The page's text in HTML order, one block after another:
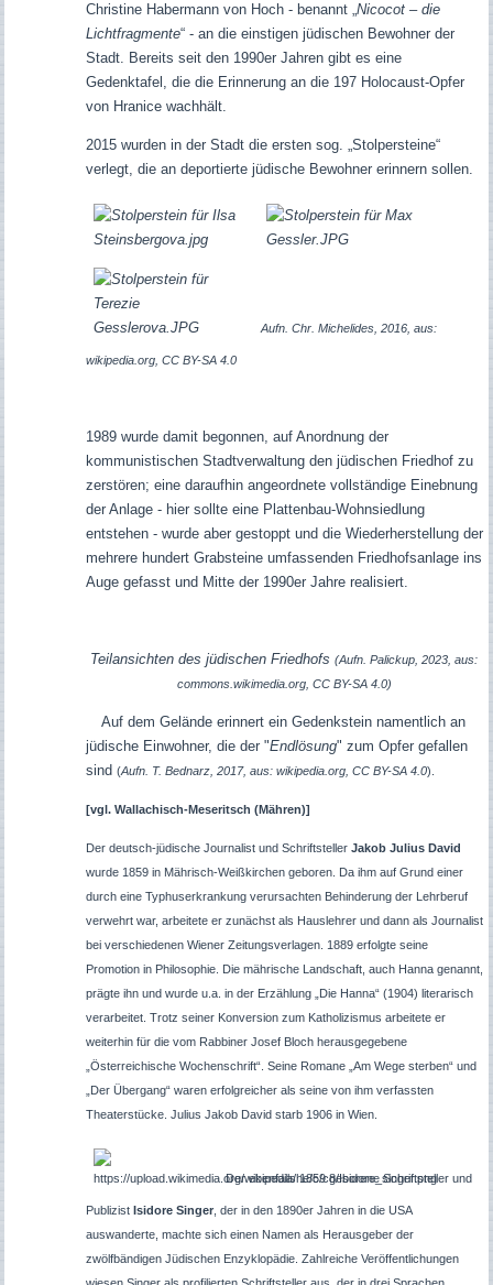
Christine Habermann von Hoch - benannt „Nicocot – die
Lichtfragmente“- an die einstigen jüdischen Bewohner der
Stadt. Bereits seit den 1990er Jahren gibt es eine
Gedenktafel, die die Erinnerung an die 197 Holocaust-Opfer
von Hranice wachhält.
2015 wurden in der Stadt die ersten sog. „Stolpersteine“
verlegt, die an deportierte jüdische Bewohner erinnern sollen.
Aufn. Chr. Michelides, 2016, aus:
wikipedia.org, CC BY-SA 4.0
1989 wurde damit begonnen, auf Anordnung der
kommunistischen Stadtverwaltung den jüdischen Friedhof zu
zerstören; eine daraufhin angeordnete vollständige Einebnung
der Anlage - hier sollte eine Plattenbau-Wohnsiedlung
entstehen - wurde aber gestoppt und die Wiederherstellung der
mehrere hundert Grabsteine umfassenden Friedhofsanlage ins
Auge gefasst und Mitte der 1990er Jahre realisiert.
Teilansichten des jüdischen Friedhofs(Aufn. Palickup, 2023, aus:
commons.wikimedia.org, CC BY-SA 4.0)
Auf dem Gelände erinnert ein Gedenkstein namentlich an
jüdische Einwohner, die der "Endlösung" zum Opfer gefallen
sind (Aufn. T. Bednarz, 2017, aus: wikipedia.org, CC BY-SA 4.0).
[vgl. Wallachisch-Meseritsch (Mähren)]
Der deutsch-jüdische Journalist und Schriftsteller Jakob Julius David
wurde 1859 in Mährisch-Weißkirchen geboren. Da ihm auf Grund einer
durch eine Typhuserkrankung verursachten Behinderung der Lehrberuf
verwehrt war, arbeitete er zunächst als Hauslehrer und dann als Journalist
bei verschiedenen Wiener Zeitungsverlagen. 1889 erfolgte seine
Promotion in Philosophie. Die mährische Landschaft, auch Hanna genannt,
prägte ihn und wurde u.a. in der Erzählung „Die Hanna“ (1904) literarisch
verarbeitet. Trotz seiner Konversion zum Katholizismus arbeitete er
weiterhin für die vom Rabbiner Josef Bloch herausgegebene
„Österreichische Wochenschrift“. Seine Romane „Am Wege sterben“ und
„Der Übergang“ waren erfolgreicher als seine von ihm verfassten
Theaterstücke. Julius Jakob David starb 1906 in Wien.
Der ebenfalls 1859 geborene Schriftsteller und
Publizist Isidore Singer, der in den 1890er Jahren in die USA
auswanderte, machte sich einen Namen als Herausgeber der
zwölfbändigen Jüdischen Enzyklopädie. Zahlreiche Veröffentlichungen